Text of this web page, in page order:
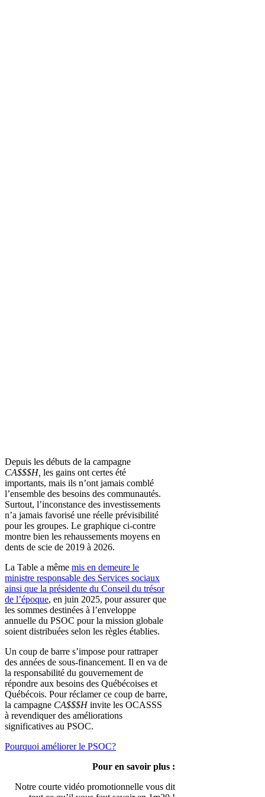
Depuis les débuts de la campagne
CA$$$H, les gains ont certes été
importants, mais ils n’ont jamais comblé
l’ensemble des besoins des communautés.
Surtout, l’inconstance des investissements
n’a jamais favorisé une réelle prévisibilité
pour les groupes. Le graphique ci-contre
montre bien les rehaussements moyens en
dents de scie de 2019 à 2026.
La Table a même mis en demeure le
ministre responsable des Services sociaux
ainsi que la présidente du Conseil du trésor
de l’époque, en juin 2025, pour assurer que
les sommes destinées à l’enveloppe
annuelle du PSOC pour la mission globale
soient distribuées selon les règles établies.
Un coup de barre s’impose pour rattraper
des années de sous-financement. Il en va de
la responsabilité du gouvernement de
répondre aux besoins des Québécoises et
Québécois. Pour réclamer ce coup de barre,
la campagne CA$$$Hinvite les OCASSS
à revendiquer des améliorations
significatives au PSOC.
Pourquoi améliorer le PSOC?
Pour en savoir plus :
Notre courte vidéo promotionnelle vous dit